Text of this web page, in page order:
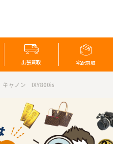
出張買取 宅配買取
キャノン IXY800is